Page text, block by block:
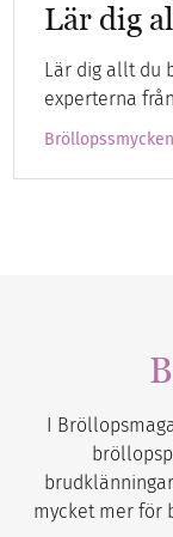
Lär dig
Lär dig allt du
experterna
Bröllopssmycken
I
mycket mer för